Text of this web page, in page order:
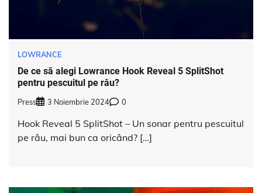
LOWRANCE
De ce să alegi Lowrance Hook Reveal 5 SplitShot
pentru pescuitul pe râu?
Press 3 Noiembrie 2024 0
Hook Reveal 5 SplitShot – Un sonar pentru pescuitul
pe râu, mai bun ca oricând? […]